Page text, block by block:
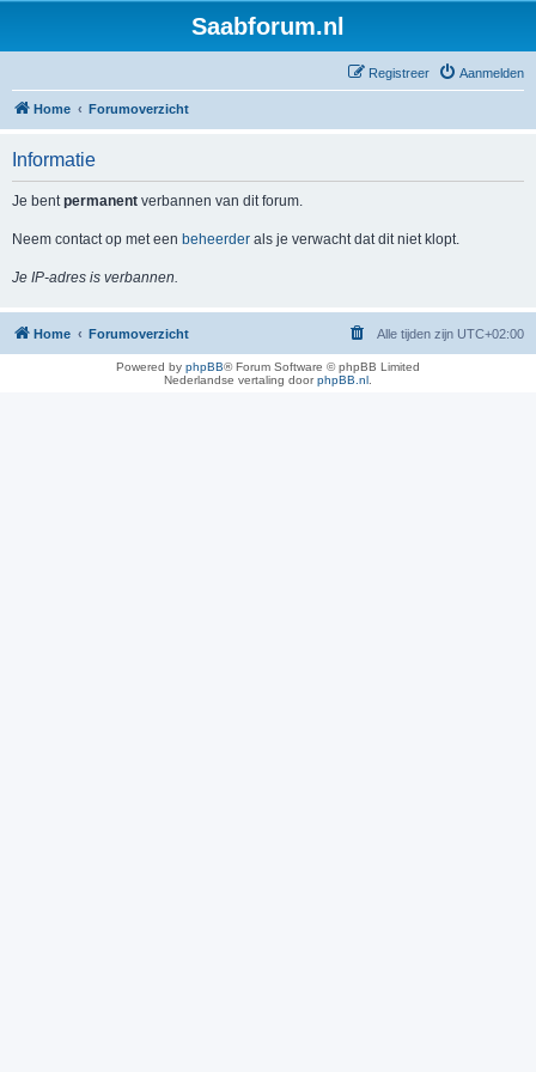
Saabforum.nl
Aanmelden
Registreer
Home Forumoverzicht
Informatie
Je bentpermanent verbannen van dit forum.
Neem contact op met een beheerder als je verwacht dat dit niet klopt.
Je IP-adres is verbannen.
Home Forumoverzicht Alle tijden zijn UTC+02:00
Powered by phpBB® Forum Software © phpBB Limited
Nederlandse vertaling doorphpBB.nl